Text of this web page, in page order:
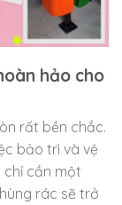
hảo cho
rất bền chắc.
bảo trì và vệ
chỉ cần một
rác sẽ trở